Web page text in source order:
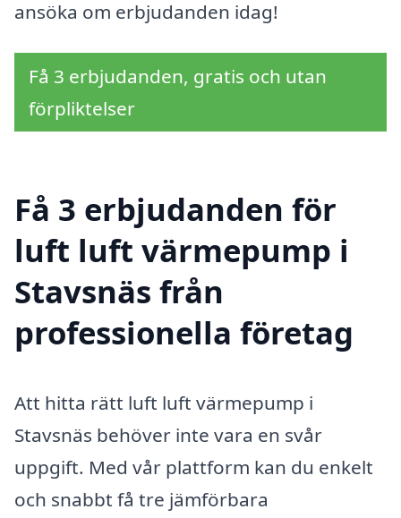
ansöka om erbjudanden idag!
Få 3 erbjudanden, gratis och utan
förpliktelser
Få 3 erbjudanden för
luft luft värmepump i
Stavsnäs från
professionella företag
Att hitta rätt luft luft värmepump i
Stavsnäs behöver inte vara en svår
uppgift. Med vår plattform kan du enkelt
och snabbt få tre jämförbara